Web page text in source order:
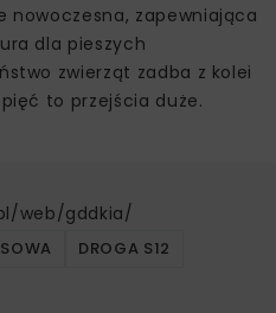
nowoczesna, zapewniająca
dla pieszych
zwierząt zadba z kolei
to przejścia duże.
web/gddkia/
DROGA S12